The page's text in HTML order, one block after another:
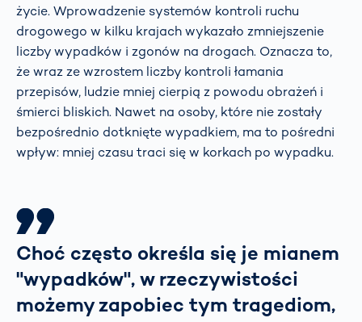
życie. Wprowadzenie systemów kontroli ruchu
drogowego w kilku krajach wykazało zmniejszenie
liczby wypadków i zgonów na drogach. Oznacza to,
że wraz ze wzrostem liczby kontroli łamania
przepisów, ludzie mniej cierpią z powodu obrażeń i
śmierci bliskich. Nawet na osoby, które nie zostały
bezpośrednio dotknięte wypadkiem, ma to pośredni
wpływ: mniej czasu traci się w korkach po wypadku.
Choć często określa się je mianem
"wypadków", w rzeczywistości
możemy zapobiec tym tragediom,